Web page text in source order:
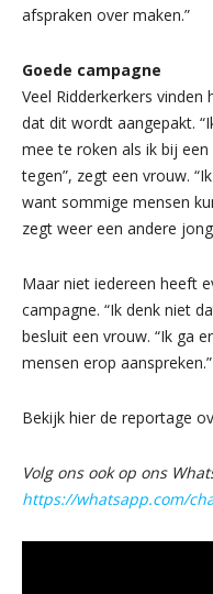
afspraken over maken.”
Goede campagne
Veel Ridderkerkers
dat dit wordt aangepakt.
mee te roken als ik bij
tegen”, zegt een vrouw.
want sommige mensen
zegt weer een andere
Maar niet iedereen heeft
campagne. “Ik denk niet
besluit een vrouw. “Ik ga
mensen erop aanspreken.”
Bekijk hier de reportage
Volg ons ook op ons
https://whatsapp.com/